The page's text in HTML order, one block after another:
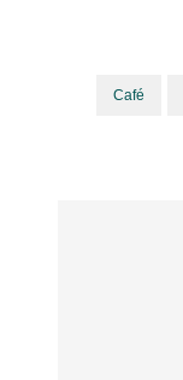
Café